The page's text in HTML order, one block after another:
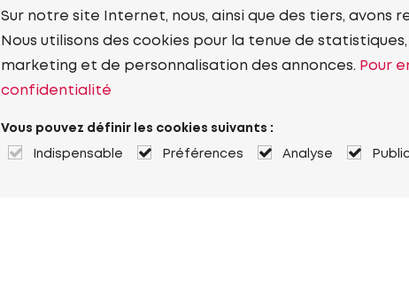
Sur notre site Internet, nous, ainsi que des tiers, avons
Nous utilisons des cookies pour la tenue de
marketing et de personnalisation des annonces. Pour
confidentialité
Vous pouvez définir les cookies suivants :
Indispensable Préférences Analyse